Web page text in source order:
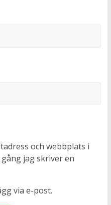
och webbplats i
jag skriver en
via e-post.